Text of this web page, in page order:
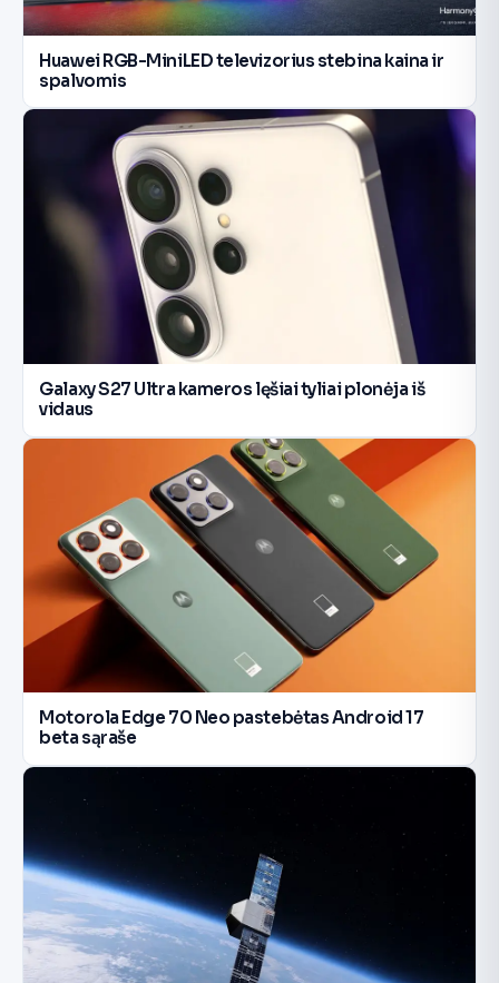
Huawei RGB-MiniLED televizorius stebina kaina ir
spalvomis
Galaxy S27 Ultra kameros lęšiai tyliai plonėja iš
vidaus
Motorola Edge 70 Neo pastebėtas Android 17
beta sąraše